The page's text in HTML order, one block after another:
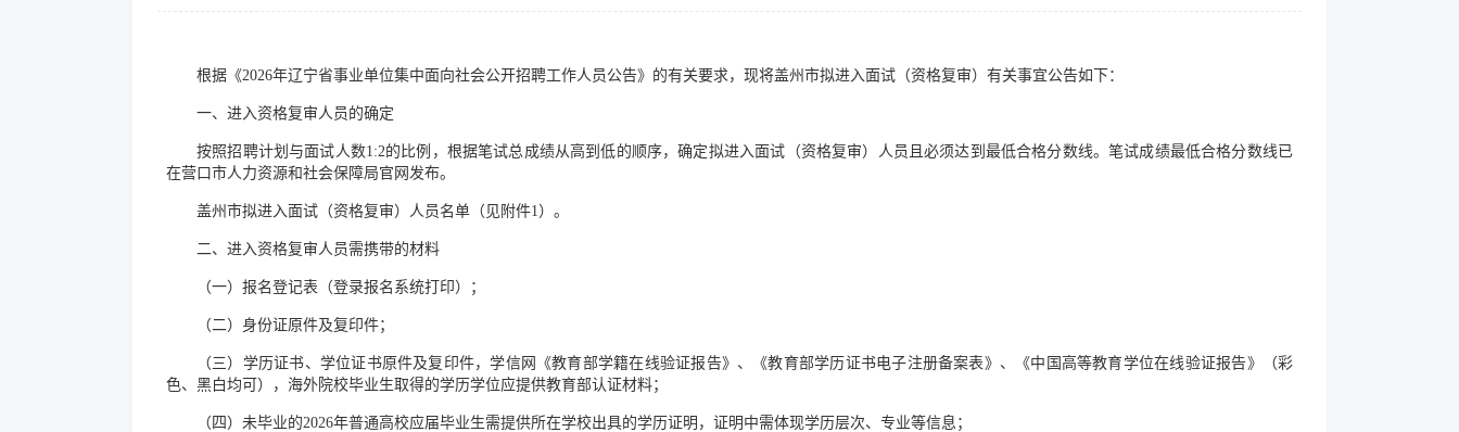
根据《2026年辽宁省事业单位集中面向社会公开招聘工作人员公告》的有关要求，现将盖州市拟进入面试（资格复审）有关事宜公告如下：
一、进入资格复审人员的确定
按照招聘计划与面试人数1:2的比例，根据笔试总成绩从高到低的顺序，确定拟进入面试（资格复审）人员且必须达到最低合格分数线。笔试成绩最低合格分数线已
在营口市人力资源和社会保障局官网发布。
盖州市拟进入面试（资格复审）人员名单（见附件1）。
二、进入资格复审人员需携带的材料
（一）报名登记表（登录报名系统打印）；
（二）身份证原件及复印件；
（三）学历证书、学位证书原件及复印件，学信网《教育部学籍在线验证报告》、《教育部学历证书电子注册备案表》、《中国高等教育学位在线验证报告》（彩
色、黑白均可），海外院校毕业生取得的学历学位应提供教育部认证材料；
（四）未毕业的2026年普通高校应届毕业生需提供所在学校出具的学历证明，证明中需体现学历层次、专业等信息；